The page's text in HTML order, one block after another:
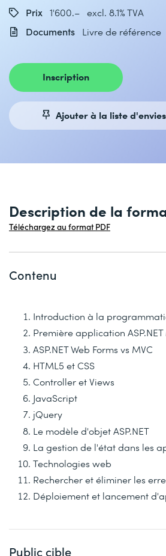
Prix
1'600.– excl. 8.1% TVA
Documents
Livre de référence
Inscription
Ajouter à la liste d'envies
Description de la
Téléchargez au format PDF
Contenu
Introduction à la
Première application ASP.NET
ASP.NET Web Forms vs MVC
HTML5 et CSS
Controller et Views
JavaScript
jQuery
Le modèle d'objet ASP.NET
La gestion de l'état dans les
Technologies web
Rechercher et éliminer les
Déploiement et lancement
Public cible